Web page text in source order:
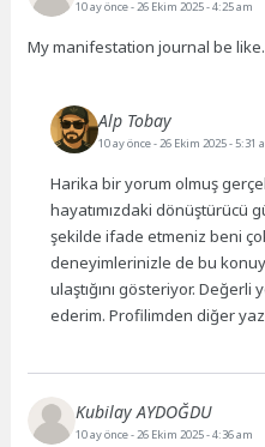
10 ay önce- 26 Ekim 2025 - 4:25 am
My manifestation journal be
Alp Tobay
10 ay önce- 26 Ekim 2025 - 5:31
Harika bir yorum olmuş
hayatımızdaki dönüştürücü
şekilde ifade etmeniz beni
deneyimlerinizle de bu
ulaştığını gösteriyor.
ederim. Profilimden diğer
Kubilay AYDOĞDU
10 ay önce- 26 Ekim 2025 - 4:36 am